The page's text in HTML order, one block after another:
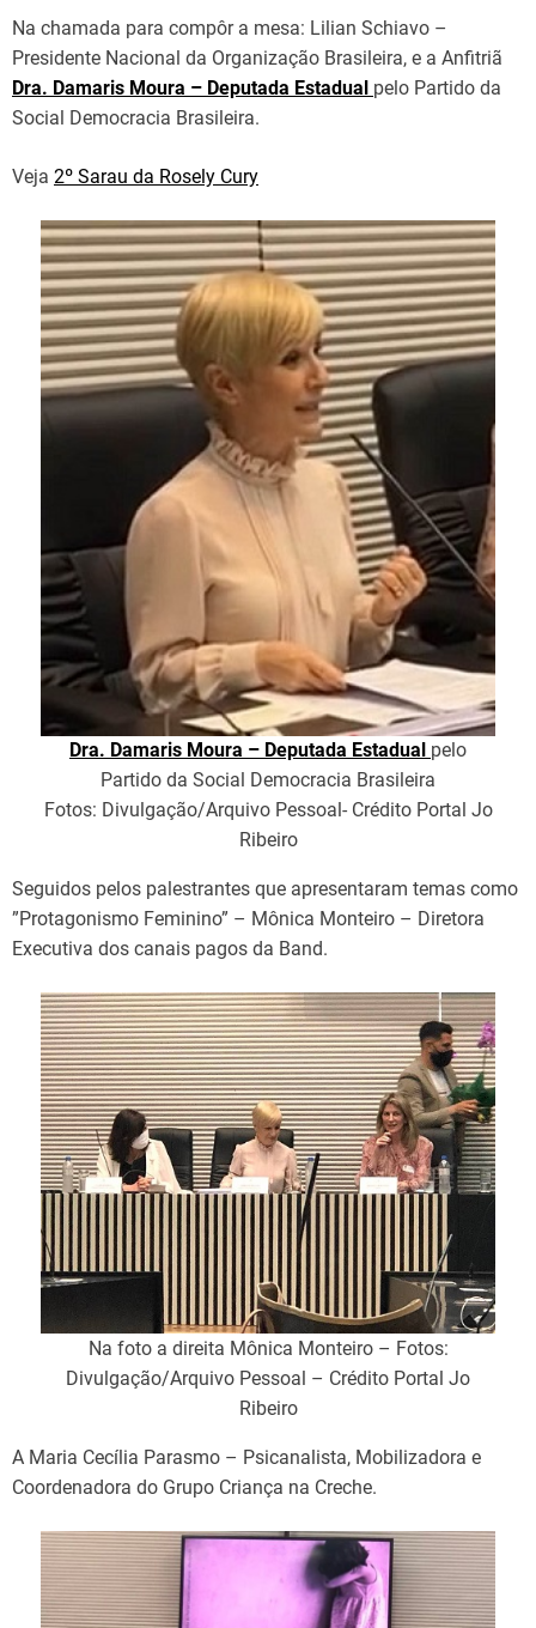
Na chamada para compôr a mesa: Lilian Schiavo –
Presidente Nacional da Organização Brasileira, e a Anfitriã
Dra. Damaris Moura – Deputada Estadual pelo Partido da
Social Democracia Brasileira.
Veja 2º Sarau da Rosely Cury
Dra. Damaris Moura – Deputada Estadual pelo
Partido da Social Democracia Brasileira
Fotos: Divulgação/Arquivo Pessoal- Crédito Portal Jo
Ribeiro
Seguidos pelos palestrantes que apresentaram temas como
”Protagonismo Feminino” – Mônica Monteiro – Diretora
Executiva dos canais pagos da Band.
Na foto a direita Mônica Monteiro – Fotos:
Divulgação/Arquivo Pessoal – Crédito Portal Jo
Ribeiro
A Maria Cecília Parasmo – Psicanalista, Mobilizadora e
Coordenadora do Grupo Criança na Creche.